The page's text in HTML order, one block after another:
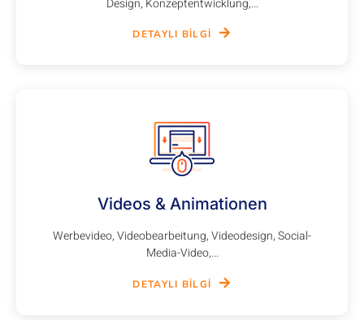
Design, Konzeptentwicklung,...
DETAYLI BILGI
Videos & Animationen
Werbevideo, Videobearbeitung, Videodesign, Social-
Media-Video,...
DETAYLI BILGI